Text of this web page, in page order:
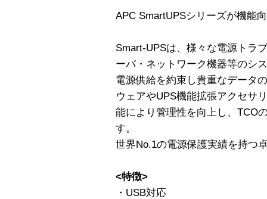
APC SmartUPSシリーズが機能
Smart-UPSは、様々な電源トラ
ーバ・ネットワーク機器等のシ
電源供給を約束し貴重なデータ
ウェアやUPS機能拡張アクセサ
能により管理性を向上し、TCO
す。
世界No.1の電源保護実績を持つ
<特徴>
・USB対応